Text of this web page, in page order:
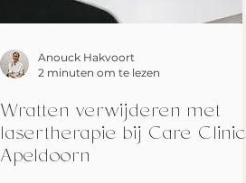
Anouck Hakvoort
2 minuten om te lezen
Wratten verwijderen met
lasertherapie bij Care Clinic
Apeldoorn